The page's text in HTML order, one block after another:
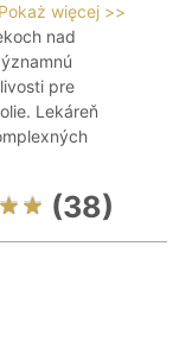
Pokaż więcej >>
nad
pre
Lekáreň
(38)